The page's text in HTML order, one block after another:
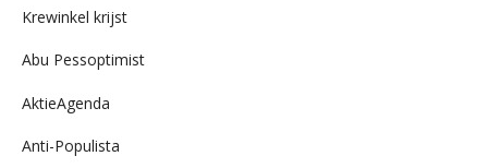
Krewinkel krijst
Abu Pessoptimist
AktieAgenda
Anti-Populista